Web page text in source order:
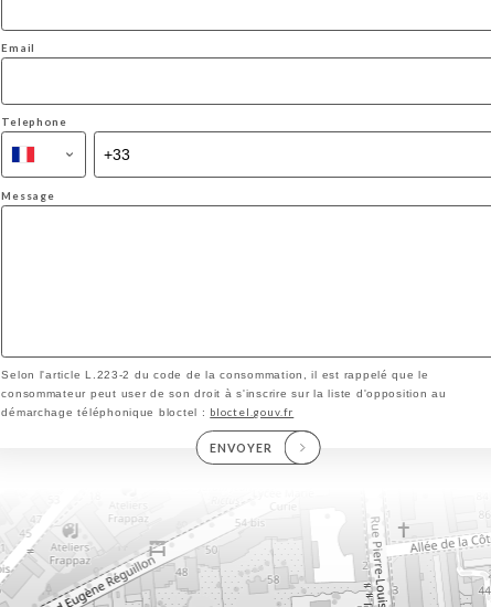
Email
Telephone
Message
Selon l'article L.223-2 du code de la consommation, il est rappelé que le
consommateur peut user de son droit à s'inscrire sur la liste d'opposition au
démarchage téléphonique bloctel : bloctel.gouv.fr
ENVOYER